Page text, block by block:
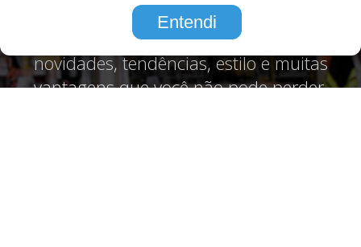
Promoções, informações, atualidades,
tudo o que você precisa saber sobre,
novidades, tendências, estilo e muitas
vantagens que você não pode perder.
Entendi